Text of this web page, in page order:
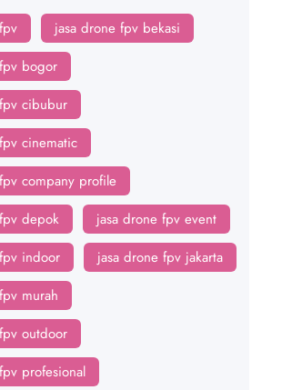
jasa drone fpv bekasi
bogor
cibubur
cinematic
company profile
depok
jasa drone fpv event
indoor
jasa drone fpv jakarta
murah
outdoor
profesional